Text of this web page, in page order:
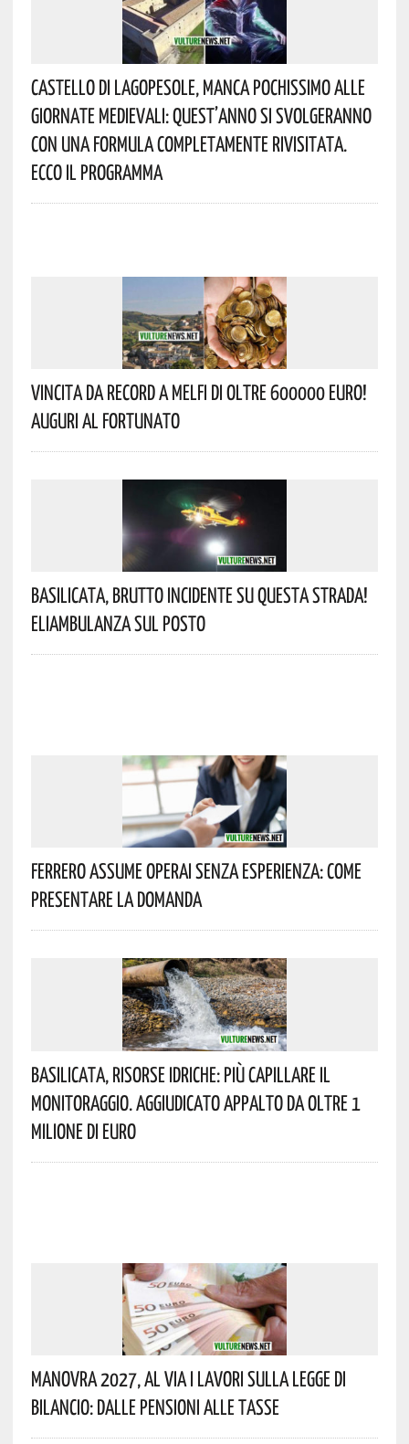
Castello Di Lagopesole, Manca Pochissimo Alle
Giornate Medievali: Quest’anno Si Svolgeranno
Con Una Formula Completamente Rivisitata.
Ecco Il Programma
Vincita Da Record A Melfi Di Oltre 600000 Euro!
Auguri Al Fortunato
Basilicata, Brutto Incidente Su Questa Strada!
Eliambulanza Sul Posto
Ferrero Assume Operai Senza Esperienza: Come
Presentare La Domanda
Basilicata, Risorse Idriche: Più Capillare Il
Monitoraggio. Aggiudicato Appalto Da Oltre 1
Milione Di Euro
Manovra 2027, Al Via I Lavori Sulla Legge Di
Bilancio: Dalle Pensioni Alle Tasse